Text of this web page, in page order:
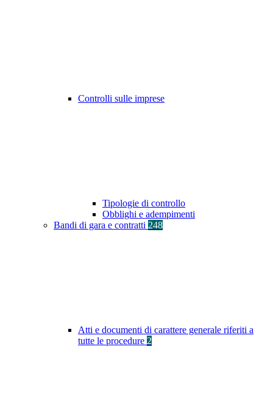
Controlli sulle imprese
Tipologie di controllo
Obblighi e adempimenti
Bandi di gara e contratti 248
Atti e documenti di carattere generale riferiti a
tutte le procedure 2